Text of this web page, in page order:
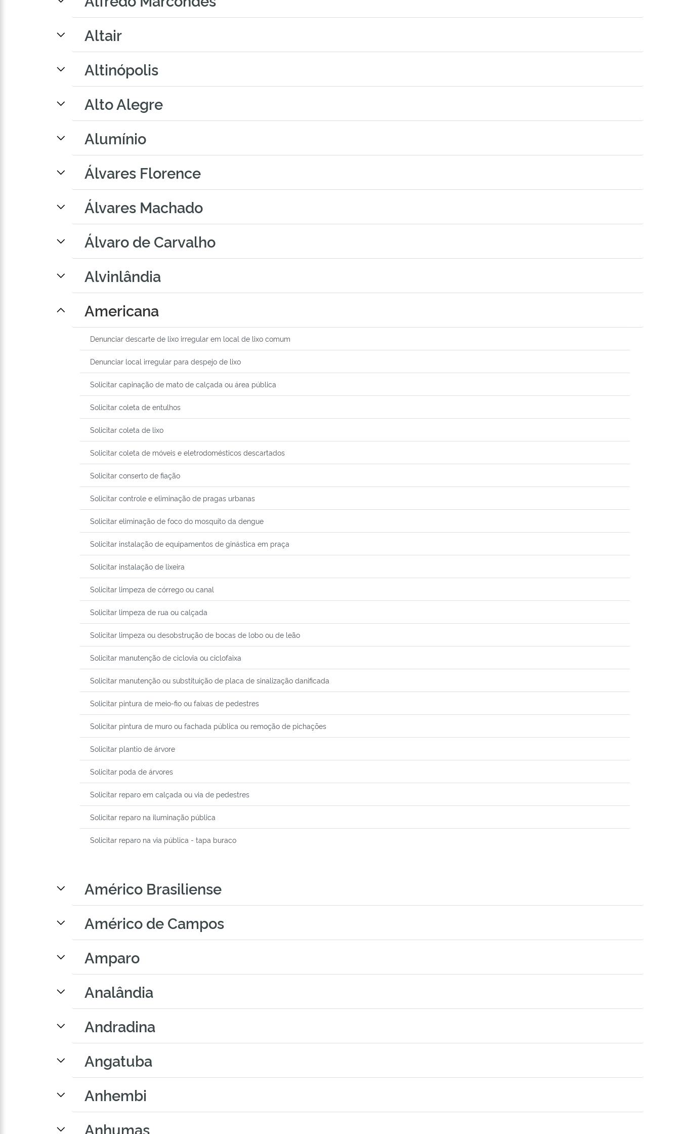
Altair
Altinópolis
Alto Alegre
Alumínio
Álvares Florence
Álvares Machado
Álvaro de Carvalho
Alvinlândia
Americana
Denunciar descarte de lixo irregular em local de lixo comum
Denunciar local irregular para despejo de lixo
Solicitar capinação de mato de calçada ou área pública
Solicitar coleta de entulhos
Solicitar coleta de lixo
Solicitar coleta de móveis e eletrodomésticos descartados
Solicitar conserto de fiação
Solicitar controle e eliminação de pragas urbanas
Solicitar eliminação de foco do mosquito da dengue
Solicitar instalação de equipamentos de ginástica em praça
Solicitar instalação de lixeira
Solicitar limpeza de córrego ou canal
Solicitar limpeza de rua ou calçada
Solicitar limpeza ou desobstrução de bocas de lobo ou de leão
Solicitar manutenção de ciclovia ou ciclofaixa
Solicitar manutenção ou substituição de placa de sinalização danificada
Solicitar pintura de meio-fio ou faixas de pedestres
Solicitar pintura de muro ou fachada pública ou remoção de pichações
Solicitar plantio de árvore
Solicitar poda de árvores
Solicitar reparo em calçada ou via de pedestres
Solicitar reparo na iluminação pública
Solicitar reparo na via pública - tapa buraco
Américo Brasiliense
Américo de Campos
Amparo
Analândia
Andradina
Angatuba
Anhembi
Anhumas